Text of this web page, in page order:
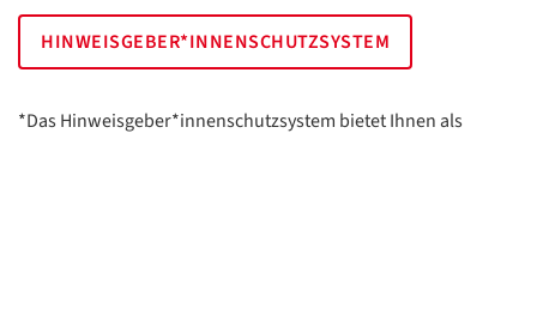
HINWEISGEBER*INNENSCHUTZSYSTEM
*Das Hinweisgeber*innenschutzsystem bietet Ihnen als